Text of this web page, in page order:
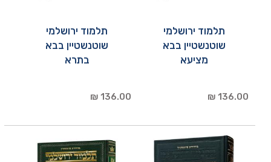
תלמוד ירושלמי
שוטנשטיין בבא
מציעא
136.00 ₪
תלמוד ירושלמי
שוטנשטיין בבא
בתרא
136.00 ₪